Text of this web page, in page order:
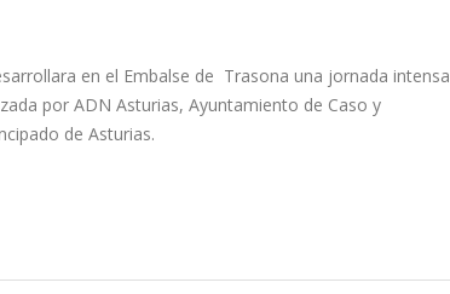
en el Embalse de Trasona una jornada intensa
por ADN Asturias, Ayuntamiento de Caso y
de Asturias.